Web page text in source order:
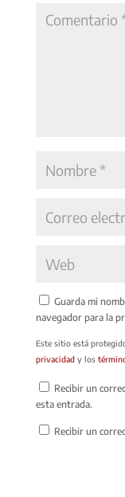
Guarda mi
navegador para la
Este sitio está
privacidady los
Recibir un
esta entrada.
Recibir un